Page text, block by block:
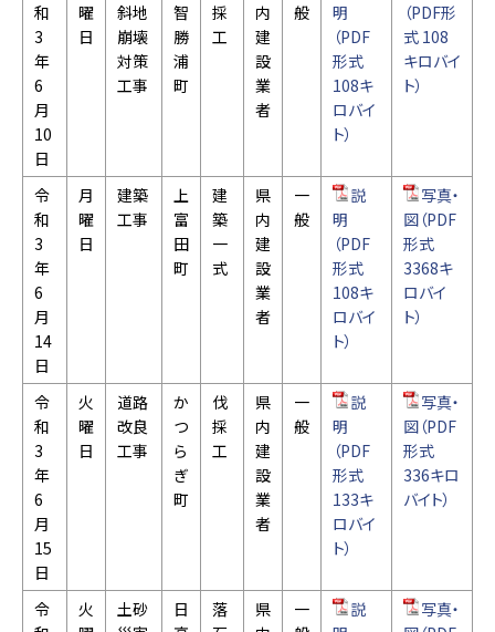
和
3
年
6
月
10
日
曜
日
斜地
崩壊
対策
工事
智
勝
浦
町
採
工
内
建
設
業
者
般
明
（PDF
形式
108キ
ロバイ
ト）
（PDF形
式 108
キロバイ
ト）
令
和
3
年
6
月
14
日
月
曜
日
建築
工事
上
富
田
町
建
築
一
式
県
内
建
設
業
者
一
般
説
明
（PDF
形式
108キ
ロバイ
ト）
写真・
図（PDF
形式
3368キ
ロバイ
ト）
令
和
3
年
6
月
15
日
火
曜
日
道路
改良
工事
か
つ
ら
ぎ
町
伐
採
工
県
内
建
設
業
者
一
般
説
明
（PDF
形式
133キ
ロバイ
ト）
写真・
図（PDF
形式
336キロ
バイト）
令
火
土砂
日
落
県
一
説
写真・